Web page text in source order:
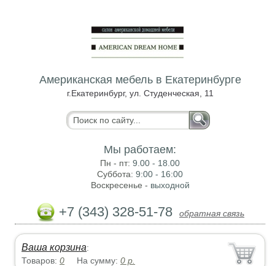
Американская мебель в Екатеринбурге
г.Екатеринбург, ул. Студенческая, 11
Мы работаем:
Пн - пт:9.00 - 18.00
Суббота:9:00 - 16:00
Воскресенье - выходной
+7 (343) 328-51-78 обратная связь
Ваша корзина:
Товаров:0 На сумму:0 р.